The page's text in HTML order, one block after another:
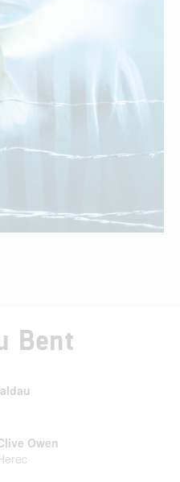
Bent
Owen